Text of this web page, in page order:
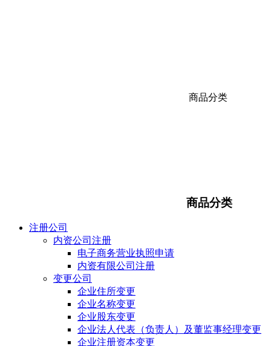
商品分类
商品分类
注册公司
内资公司注册
电子商务营业执照申请
内资有限公司注册
变更公司
企业住所变更
企业名称变更
企业股东变更
企业法人代表（负责人）及董监事经理变更
企业注册资本变更